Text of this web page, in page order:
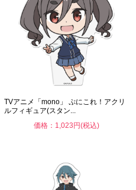
TVアニメ「mono」 ぷにこれ！アクリ
ルフィギュア(スタン...
価格：1,023円(税込)